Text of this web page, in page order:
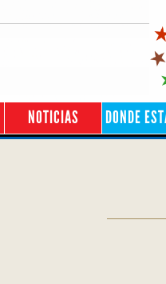
NOTICIAS DONDE